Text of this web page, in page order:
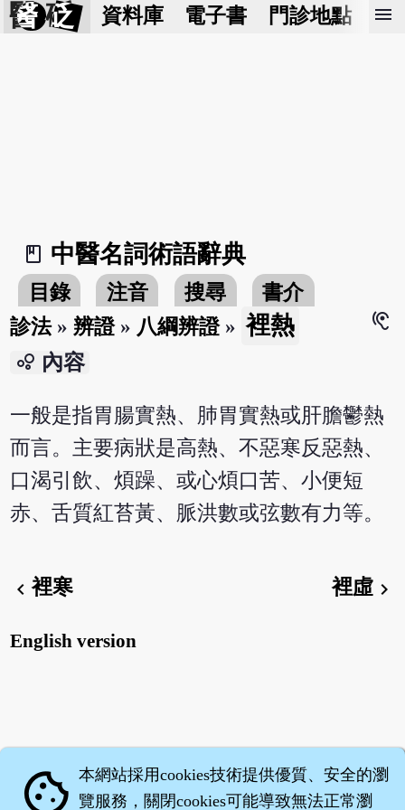
醫 砭 資料庫 電子書 門診地點 預
menu
book_2
中醫名詞術語辭典
目錄 注音 搜尋
書介
診法» 辨證» 八綱辨證» 裡熱
hearing
bubble_chart 內容
一般是指胃腸實熱、肺胃實熱或肝膽鬱熱
而言。主要病狀是高熱、不惡寒反惡熱、
口渴引飲、煩躁、或心煩口苦、小便短
赤、舌質紅苔黃、脈洪數或弦數有力等。
chevron_left裡寒 裡虛chevron_right
English version
cookie 本網站採用cookies技術提供優質、安全的瀏
覽服務，關閉cookies可能導致無法正常瀏